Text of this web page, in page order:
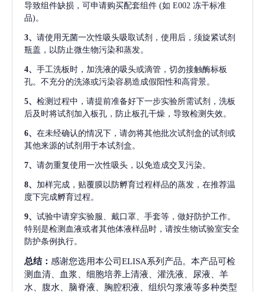
导致组件缺损，可申请购买配套组件 (如 E002 冻干标准
品)。
3、 请使用无菌一次性吸头吸取试剂，使用后，须旋紧试剂
瓶盖，以防止微生物污染和蒸发。
4、 手工洗板时，加洗液的吸头或滴管，切勿接触酶标板
孔。不充分的洗涤或污染容易造成假阳性和高背景。
5、 检测过程中，请提前准备好下一步实验所需试剂，洗板
后及时将试剂加入板孔，防止板孔干燥，导致检测失效。
6、 在未经确认的情况下，请勿将其他批次试剂盒的试剂或
其他来源的试剂用于本试剂盒。
7、 请勿重复使用一次性吸头，以免造成交叉污染。
8、 加样完成，贴覆膜以防孵育过程样品的蒸发，在推荐温
度下完成孵育过程。
9、 试验中请穿实验服、戴口罩、手套等，做好防护工作。
特别是检测血液或者其他体液样品时，请按生物试验室安全
防护条例执行。
总结： 感谢您选用本公司ELISA系列产品。本产品可检
测血清、血浆、细胞培养上清液、灌洗液、尿液、羊
水、腹水、脑脊液、胸腔积液、组织匀浆液等多种类型